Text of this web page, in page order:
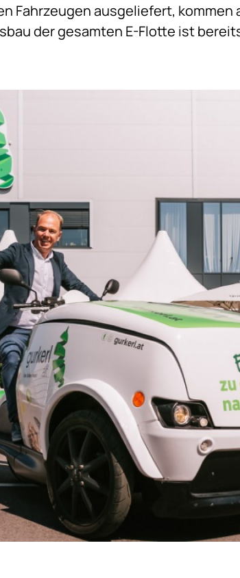
Fahrzeugen ausgeliefert, kommen
der gesamten E-Flotte ist